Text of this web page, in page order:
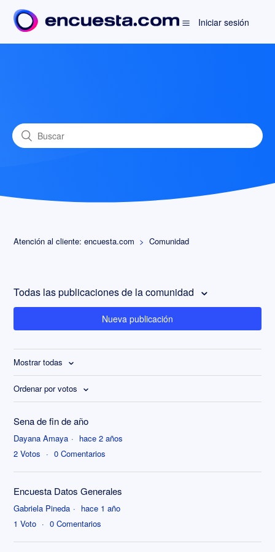
Iniciar sesión
Atención al cliente: encuesta.com Comunidad
Todas las publicaciones de la comunidad
Nueva publicación
Mostrar todas
Ordenar por votos
Sena de fin de año
Dayana Amaya
hace 2 años
2 Votos 0 Comentarios
Encuesta Datos Generales
Gabriela Pineda
hace 1 año
1 Voto 0 Comentarios